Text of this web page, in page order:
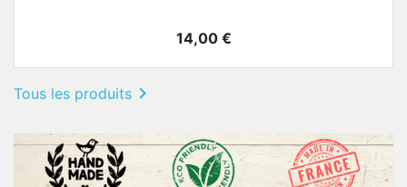
Prix
14,00 €
Tous les produits 